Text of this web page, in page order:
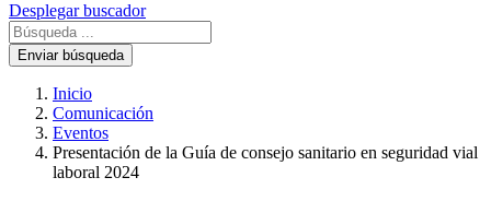
Desplegar buscador
Enviar búsqueda
Inicio
Comunicación
Eventos
Presentación de la Guía de consejo sanitario en seguridad vial
laboral 2024​